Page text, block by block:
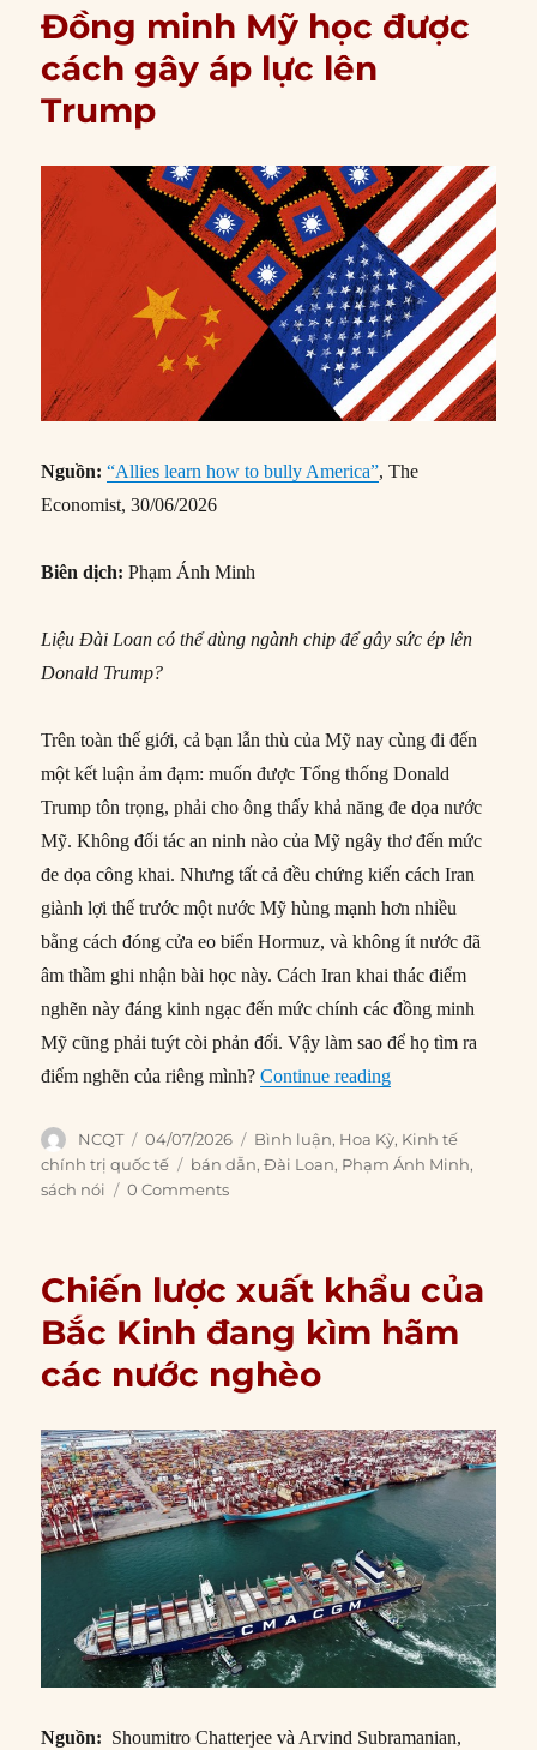
Đồng minh Mỹ học được
cách gây áp lực lên
Trump
Nguồn: “Allies learn how to bully America”, The
Economist, 30/06/2026
Biên dịch: Phạm Ánh Minh
Liệu Đài Loan có thể dùng ngành chip để gây sức ép lên
Donald Trump?
Trên toàn thế giới, cả bạn lẫn thù của Mỹ nay cùng đi đến
một kết luận ảm đạm: muốn được Tổng thống Donald
Trump tôn trọng, phải cho ông thấy khả năng đe dọa nước
Mỹ. Không đối tác an ninh nào của Mỹ ngây thơ đến mức
đe dọa công khai. Nhưng tất cả đều chứng kiến cách Iran
giành lợi thế trước một nước Mỹ hùng mạnh hơn nhiều
bằng cách đóng cửa eo biển Hormuz, và không ít nước đã
âm thầm ghi nhận bài học này. Cách Iran khai thác điểm
nghẽn này đáng kinh ngạc đến mức chính các đồng minh
Mỹ cũng phải tuýt còi phản đối. Vậy làm sao để họ tìm ra
điểm nghẽn của riêng mình?Continue reading“Đồng minh Mỹ
Author
NCQT
Posted
on
04/07/2026 Categories
Bình luận, Hoa Kỳ, Kinh tế
chính trị quốc tế
Tags
bán dẫn,Đài Loan, Phạm Ánh Minh,
sách nói
0 Comments
Chiến lược xuất khẩu của
Bắc Kinh đang kìm hãm
các nước nghèo
Nguồn: Shoumitro Chatterjee và Arvind Subramanian,